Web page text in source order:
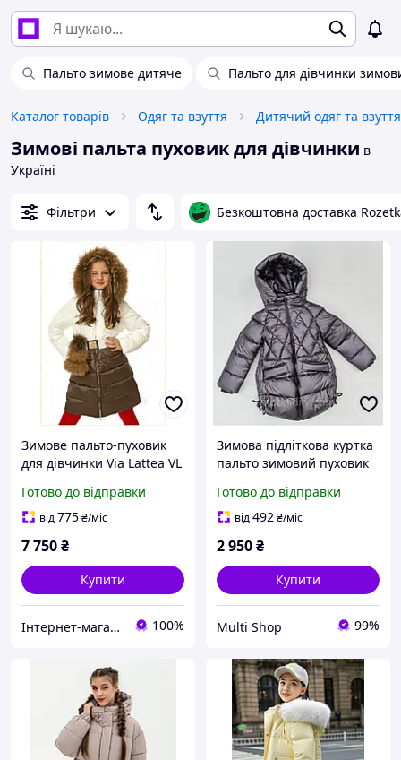
Пальто зимове дитяче Пальто для дівчинки
Каталог товарів Одяг та взуття Дитячий одяг та взуття
Зимові пальта пуховик для дівчинки в
Україні
Фільтри Безкоштовна доставка
Зимове пальто-пуховик
для дівчинки Via Lattea VL
158
Готово до відправки
від775₴/міс
7 750₴
Купити
Інтернет-магазин "Казковий світ" 100%
Зимова підліткова куртка
пальто зимовий пуховик
9-11 років "Little Lady" на
флісі
Готово до відправки
від492₴/міс
2 950₴
Купити
Multi Shop 99%